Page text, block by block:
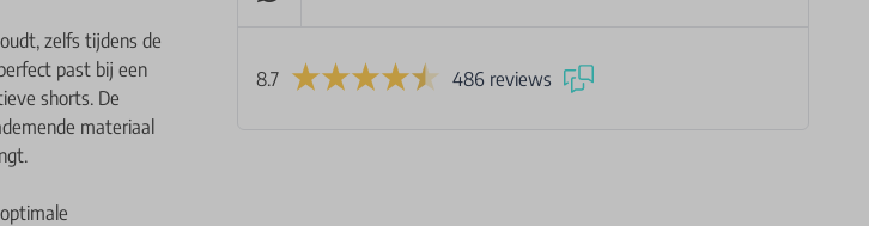
zelfs tijdens de
past bij een
shorts. De
materiaal
8.7 486 reviews